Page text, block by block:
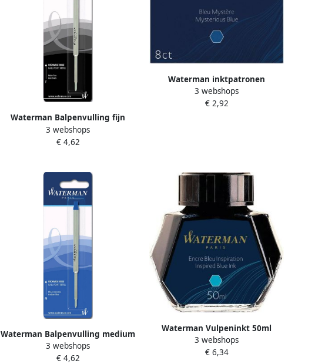
Waterman Balpenvulling fijn
zwart blister Ã 1 stuk
3 webshops
€ 4,62
Waterman inktpatronen
Standard blauw-zwart pak van 8
stuks
3 webshops
€ 2,92
Waterman Balpenvulling medium
blauw blister Ã 1 stuk
3 webshops
€ 4,62
Waterman Vulpeninkt 50ml
inspirerend blauw
3 webshops
€ 6,34